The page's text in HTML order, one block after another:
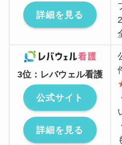
詳細を見る
3位：レバウェル看護
公式サイト
詳細を見る